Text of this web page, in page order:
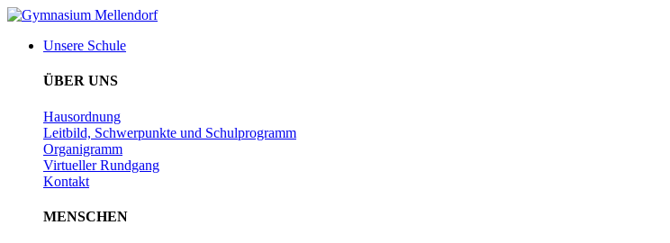
Zum
wechselnUnsere Schule
ÜBER UNS
Hausordnung
Leitbild, Schwerpunkte und Schulprogramm
Organigramm
Virtueller Rundgang
Kontakt
MENSCHEN